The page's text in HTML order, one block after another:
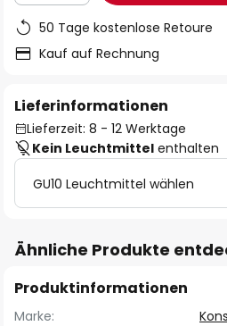
50 Tage kostenlose Retoure
Kauf auf Rechnung
Lieferinformationen
Lieferzeit: 8 - 12 Werktage
Kein Leuchtmittel enthalten
GU10 Leuchtmittel wählen
Ähnliche Produkte
Produktinformationen
Marke: